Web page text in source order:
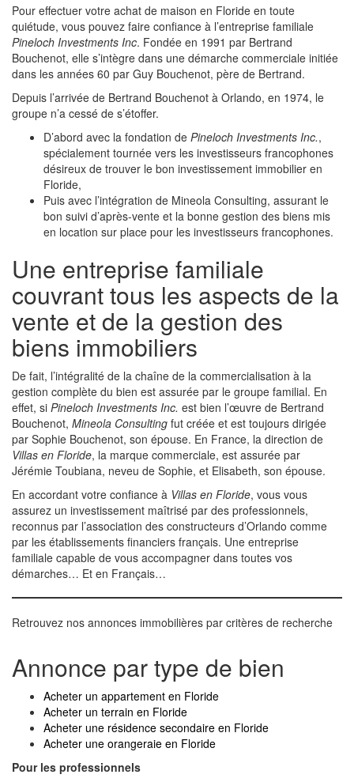
Pour effectuer votre achat de maison en Floride en toute
quiétude, vous pouvez faire confiance à l’entreprise familiale
Pineloch Investments Inc. Fondée en 1991 par Bertrand
Bouchenot, elle s’intègre dans une démarche commerciale initiée
dans les années 60 par Guy Bouchenot, père de Bertrand.
Depuis l’arrivée de Bertrand Bouchenot à Orlando, en 1974, le
groupe n’a cessé de s’étoffer.
D’abord avec la fondation de Pineloch Investments Inc.,
spécialement tournée vers les investisseurs francophones
désireux de trouver le bon investissement immobilier en
Floride,
Puis avec l’intégration de Mineola Consulting, assurant le
bon suivi d’après-vente et la bonne gestion des biens mis
en location sur place pour les investisseurs francophones.
Une entreprise familiale
couvrant tous les aspects de la
vente et de la gestion des
biens immobiliers
De fait, l’intégralité de la chaîne de la commercialisation à la
gestion complète du bien est assurée par le groupe familial. En
effet, si Pineloch Investments Inc. est bien l’œuvre de Bertrand
Bouchenot, Mineola Consulting fut créée et est toujours dirigée
par Sophie Bouchenot, son épouse. En France, la direction de
Villas en Floride, la marque commerciale, est assurée par
Jérémie Toubiana, neveu de Sophie, et Elisabeth, son épouse.
En accordant votre confiance à Villas en Floride, vous vous
assurez un investissement maîtrisé par des professionnels,
reconnus par l’association des constructeurs d’Orlando comme
par les établissements financiers français. Une entreprise
familiale capable de vous accompagner dans toutes vos
démarches… Et en Français…
Retrouvez nos annonces immobilières par critères de recherche
Annonce par type de bien
Acheter un appartement en Floride
Acheter un terrain en Floride
Acheter une résidence secondaire en Floride
Acheter une orangeraie en Floride
Pour les professionnels